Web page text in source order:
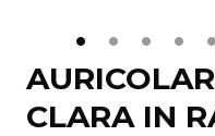
CLARA IN